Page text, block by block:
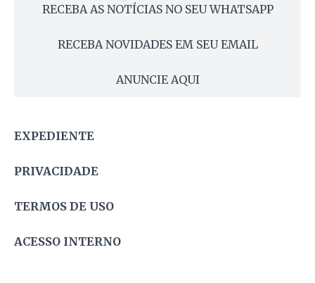
RECEBA AS NOTÍCIAS NO SEU WHATSAPP
RECEBA NOVIDADES EM SEU EMAIL
ANUNCIE AQUI
EXPEDIENTE
PRIVACIDADE
TERMOS DE USO
ACESSO INTERNO